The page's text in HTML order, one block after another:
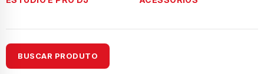
BUSCAR PRODUTO